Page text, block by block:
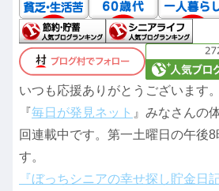
いつも応援ありがとうございます。
『毎日が発見ネット 』みなさんの
回連載中です。第一土曜日の午後
す。
『ぼっちシニアの幸せ探し貯金日記